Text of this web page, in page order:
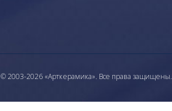
© 2003-2026 «Арткерамика». Все права защищены.